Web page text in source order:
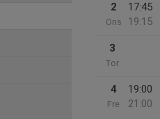
2
Ons
17:45
19:15
3
Tor
4
Fre
19:00
21:00